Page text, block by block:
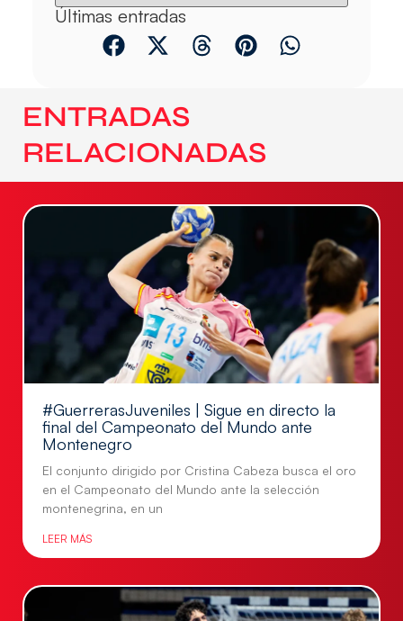
Últimas entradas
ENTRADAS
RELACIONADAS
#GuerrerasJuveniles | Sigue en directo la
final del Campeonato del Mundo ante
Montenegro
El conjunto dirigido por Cristina Cabeza busca el oro
en el Campeonato del Mundo ante la selección
montenegrina, en un
LEER MÁS